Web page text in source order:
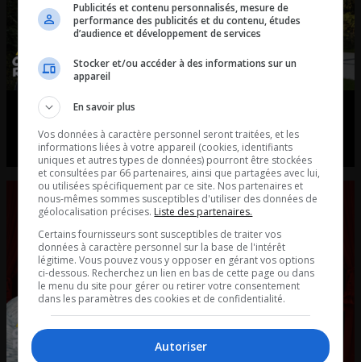
De belles propriétés à visiter!
La chronique de Simon Laberge
Publicités et contenu personnalisés, mesure de
performance des publicités et du contenu, études
d’audience et développement de services
Stocker et/ou accéder à des informations sur un
appareil
En savoir plus
Vos données à caractère personnel seront traitées, et les
informations liées à votre appareil (cookies, identifiants
uniques et autres types de données) pourront être stockées
et consultées par 66 partenaires, ainsi que partagées avec lui,
ou utilisées spécifiquement par ce site. Nos partenaires et
nous-mêmes sommes susceptibles d'utiliser des données de
géolocalisation précises. Liste des partenaires.
Certains fournisseurs sont susceptibles de traiter vos
données à caractère personnel sur la base de l'intérêt
légitime. Vous pouvez vous y opposer en gérant vos options
ci-dessous. Recherchez un lien en bas de cette page ou dans
le menu du site pour gérer ou retirer votre consentement
dans les paramètres des cookies et de confidentialité.
Autoriser